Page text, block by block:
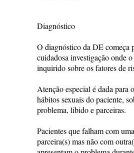
Diagnóstico
O diagnóstico da DE começa
cuidadosa investigação onde
inquirido sobre os fatores de
Atenção especial é dada para
hábitos sexuais do paciente,
problema, libido e parceiras.
Pacientes que falham com
parceira(s) mas não com